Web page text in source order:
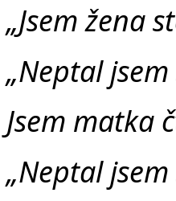
„Jsem žena
„Neptal jsem
Jsem matka
„Neptal